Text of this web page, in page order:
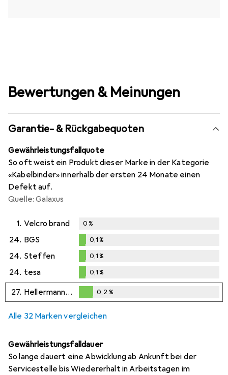
Bewertungen & Meinungen
Garantie- & Rückgabequoten
Gewährleistungsfallquote
So oft weist ein Produkt dieser Marke in der Kategorie
«Kabelbinder» innerhalb der ersten 24 Monate einen
Defekt auf.
Quelle: Galaxus
1. Velcro brand 0%
24. BGS
%
0,1%
24. Steffen
%
0,1%
24. tesa
0,1%
0,1%
27. HellermannTyton
0,2%
0,2 %
Alle 32 Marken vergleichen
Gewährleistungsfalldauer
So lange dauert eine Abwicklung ab Ankunft bei der
Servicestelle bis Wiedererhalt in Arbeitstagen im